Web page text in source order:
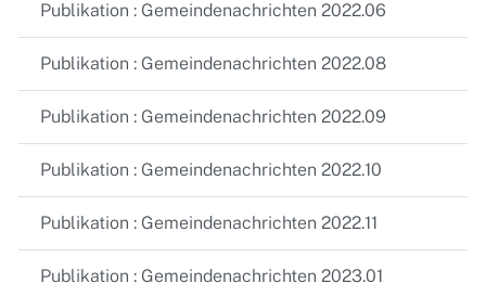
Publikation : Gemeindenachrichten 2022.06
Publikation : Gemeindenachrichten 2022.08
Publikation : Gemeindenachrichten 2022.09
Publikation : Gemeindenachrichten 2022.10
Publikation : Gemeindenachrichten 2022.11
Publikation : Gemeindenachrichten 2023.01